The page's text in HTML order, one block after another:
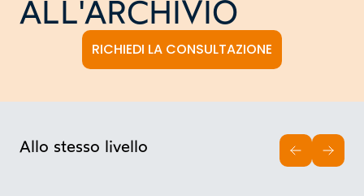
ALL'ARCHIVIO
RICHIEDI LA CONSULTAZIONE
Allo stesso livello
INDIETRO